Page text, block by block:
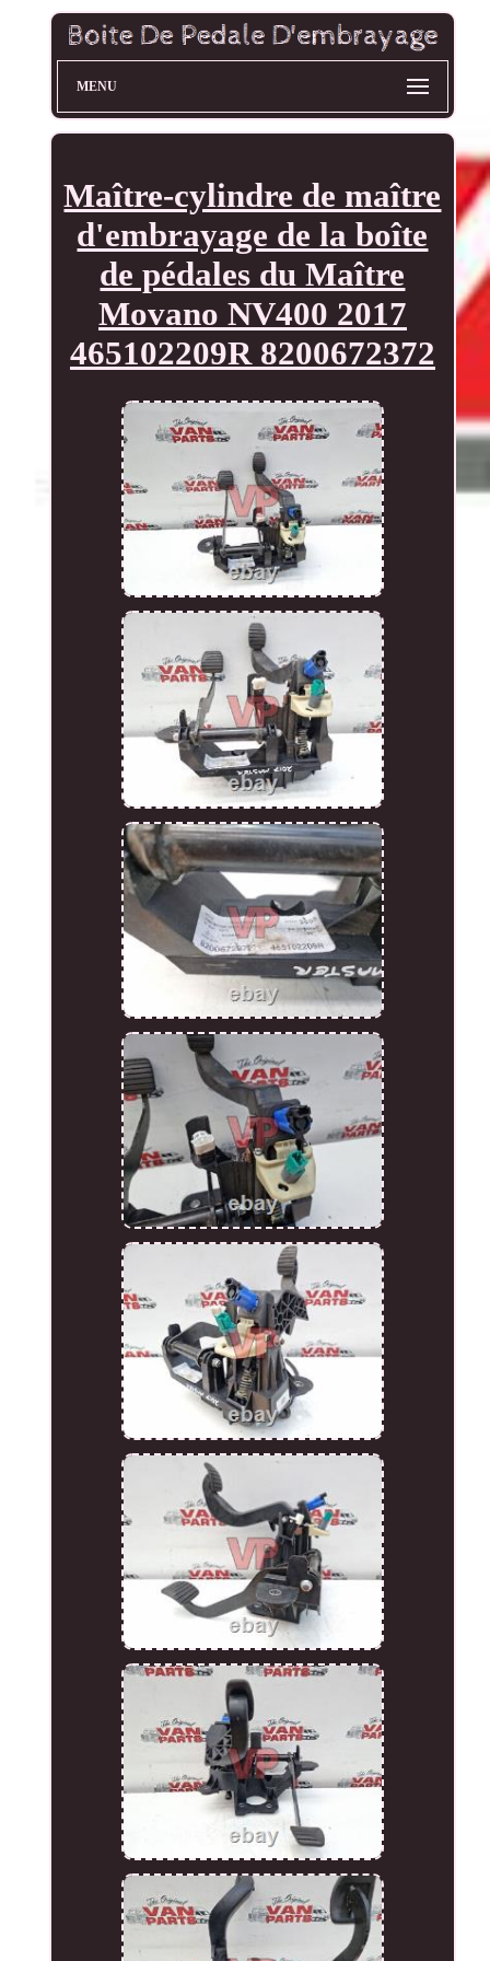
MENU
Maître-cylindre de maître
d'embrayage de la boîte
de pédales du Maître
Movano NV400 2017
465102209R 8200672372